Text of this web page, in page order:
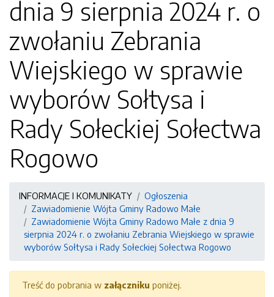
dnia 9 sierpnia 2024 r. o
zwołaniu Zebrania
Wiejskiego w sprawie
wyborów Sołtysa i
Rady Sołeckiej Sołectwa
Rogowo
INFORMACJE I KOMUNIKATY
Ogłoszenia
Zawiadomienie Wójta Gminy Radowo Małe
Zawiadomienie Wójta Gminy Radowo Małe z dnia 9
sierpnia 2024 r. o zwołaniu Zebrania Wiejskiego w sprawie
wyborów Sołtysa i Rady Sołeckiej Sołectwa Rogowo
Treść do pobrania w załączniku poniżej.